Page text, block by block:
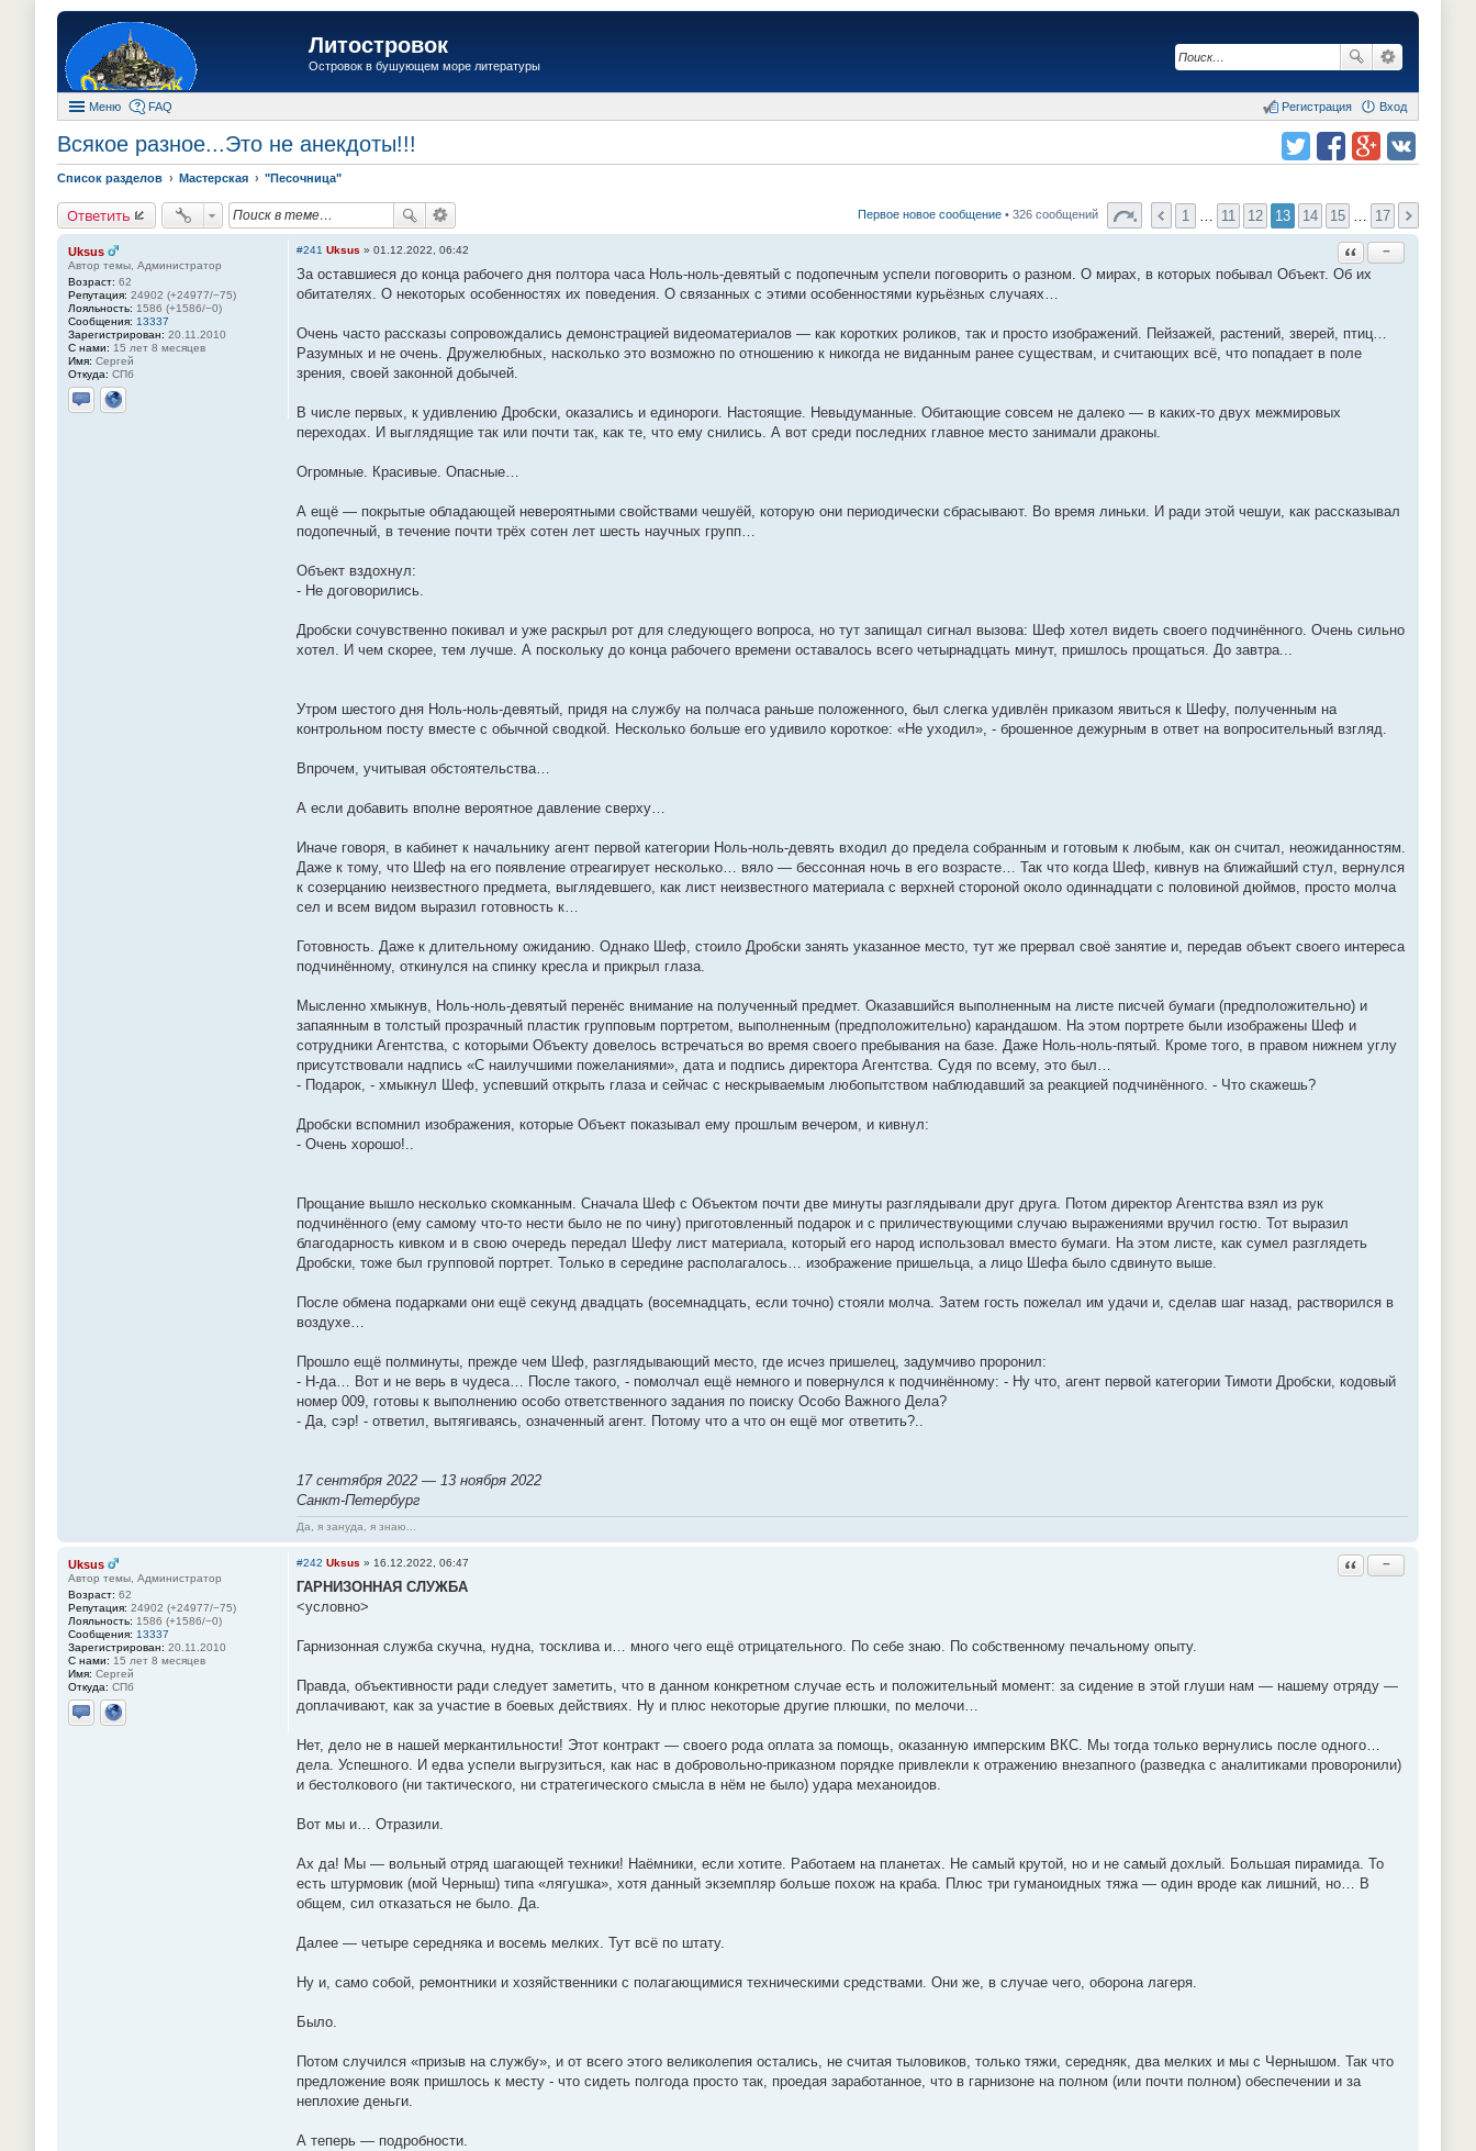
Литостровок
Островок в бушующем море литературы
Меню FAQ Вход
Регистрация
Всякое разное...Это не анекдоты!!!
Список разделов Мастерская "Песочница"
Ответить Первое новое сообщение • 326 сообщений 1 11 12 13 14 15 17
Uksus
Автор темы, Администратор
Возраст: 62
Репутация: 24902 (+24977/−75)
Лояльность: 1586 (+1586/−0)
Сообщения: 13337
Зарегистрирован: 20.11.2010
С нами: 15 лет 8 месяцев
Имя: Сергей
Откуда: СПб
Отправить личное сообщение
Сайт
Ответить с цитатой
−
#241 Uksus » 01.12.2022, 06:42
За оставшиеся до конца рабочего дня полтора часа Ноль-ноль-девятый с подопечным успели поговорить о разном. О мирах, в которых побывал Объект. Об их
обитателях. О некоторых особенностях их поведения. О связанных с этими особенностями курьёзных случаях…
Очень часто рассказы сопровождались демонстрацией видеоматериалов — как коротких роликов, так и просто изображений. Пейзажей, растений, зверей, птиц…
Разумных и не очень. Дружелюбных, насколько это возможно по отношению к никогда не виданным ранее существам, и считающих всё, что попадает в поле
зрения, своей законной добычей.
В числе первых, к удивлению Дробски, оказались и единороги. Настоящие. Невыдуманные. Обитающие совсем не далеко — в каких-то двух межмировых
переходах. И выглядящие так или почти так, как те, что ему снились. А вот среди последних главное место занимали драконы.
Огромные. Красивые. Опасные…
А ещё — покрытые обладающей невероятными свойствами чешуёй, которую они периодически сбрасывают. Во время линьки. И ради этой чешуи, как рассказывал
подопечный, в течение почти трёх сотен лет шесть научных групп…
Объект вздохнул:
- Не договорились.
Дробски сочувственно покивал и уже раскрыл рот для следующего вопроса, но тут запищал сигнал вызова: Шеф хотел видеть своего подчинённого. Очень сильно
хотел. И чем скорее, тем лучше. А поскольку до конца рабочего времени оставалось всего четырнадцать минут, пришлось прощаться. До завтра...
Утром шестого дня Ноль-ноль-девятый, придя на службу на полчаса раньше положенного, был слегка удивлён приказом явиться к Шефу, полученным на
контрольном посту вместе с обычной сводкой. Несколько больше его удивило короткое: «Не уходил», - брошенное дежурным в ответ на вопросительный взгляд.
Впрочем, учитывая обстоятельства…
А если добавить вполне вероятное давление сверху…
Иначе говоря, в кабинет к начальнику агент первой категории Ноль-ноль-девять входил до предела собранным и готовым к любым, как он считал, неожиданностям.
Даже к тому, что Шеф на его появление отреагирует несколько… вяло — бессонная ночь в его возрасте… Так что когда Шеф, кивнув на ближайший стул, вернулся
к созерцанию неизвестного предмета, выглядевшего, как лист неизвестного материала с верхней стороной около одиннадцати с половиной дюймов, просто молча
сел и всем видом выразил готовность к…
Готовность. Даже к длительному ожиданию. Однако Шеф, стоило Дробски занять указанное место, тут же прервал своё занятие и, передав объект своего интереса
подчинённому, откинулся на спинку кресла и прикрыл глаза.
Мысленно хмыкнув, Ноль-ноль-девятый перенёс внимание на полученный предмет. Оказавшийся выполненным на листе писчей бумаги (предположительно) и
запаянным в толстый прозрачный пластик групповым портретом, выполненным (предположительно) карандашом. На этом портрете были изображены Шеф и
сотрудники Агентства, с которыми Объекту довелось встречаться во время своего пребывания на базе. Даже Ноль-ноль-пятый. Кроме того, в правом нижнем углу
присутствовали надпись «С наилучшими пожеланиями», дата и подпись директора Агентства. Судя по всему, это был…
- Подарок, - хмыкнул Шеф, успевший открыть глаза и сейчас с нескрываемым любопытством наблюдавший за реакцией подчинённого. - Что скажешь?
Дробски вспомнил изображения, которые Объект показывал ему прошлым вечером, и кивнул:
- Очень хорошо!..
Прощание вышло несколько скомканным. Сначала Шеф с Объектом почти две минуты разглядывали друг друга. Потом директор Агентства взял из рук
подчинённого (ему самому что-то нести было не по чину) приготовленный подарок и с приличествующими случаю выражениями вручил гостю. Тот выразил
благодарность кивком и в свою очередь передал Шефу лист материала, который его народ использовал вместо бумаги. На этом листе, как сумел разглядеть
Дробски, тоже был групповой портрет. Только в середине располагалось… изображение пришельца, а лицо Шефа было сдвинуто выше.
После обмена подарками они ещё секунд двадцать (восемнадцать, если точно) стояли молча. Затем гость пожелал им удачи и, сделав шаг назад, растворился в
воздухе…
Прошло ещё полминуты, прежде чем Шеф, разглядывающий место, где исчез пришелец, задумчиво проронил:
- Н-да… Вот и не верь в чудеса… После такого, - помолчал ещё немного и повернулся к подчинённому: - Ну что, агент первой категории Тимоти Дробски, кодовый
номер 009, готовы к выполнению особо ответственного задания по поиску Особо Важного Дела?
- Да, сэр! - ответил, вытягиваясь, означенный агент. Потому что а что он ещё мог ответить?..
17 сентября 2022 — 13 ноября 2022
Санкт-Петербург
Да, я зануда, я знаю...
Uksus
Автор темы, Администратор
Возраст: 62
Репутация: 24902 (+24977/−75)
Лояльность: 1586 (+1586/−0)
Сообщения: 13337
Зарегистрирован: 20.11.2010
С нами: 15 лет 8 месяцев
Имя: Сергей
Откуда: СПб
Отправить личное сообщение
Сайт
Ответить с цитатой
−
#242 Uksus » 16.12.2022, 06:47
ГАРНИЗОННАЯ СЛУЖБА
<условно>
Гарнизонная служба скучна, нудна, тосклива и… много чего ещё отрицательного. По себе знаю. По собственному печальному опыту.
Правда, объективности ради следует заметить, что в данном конкретном случае есть и положительный момент: за сидение в этой глуши нам — нашему отряду —
доплачивают, как за участие в боевых действиях. Ну и плюс некоторые другие плюшки, по мелочи…
Нет, дело не в нашей меркантильности! Этот контракт — своего рода оплата за помощь, оказанную имперским ВКС. Мы тогда только вернулись после одного…
дела. Успешного. И едва успели выгрузиться, как нас в добровольно-приказном порядке привлекли к отражению внезапного (разведка с аналитиками проворонили)
и бестолкового (ни тактического, ни стратегического смысла в нём не было) удара механоидов.
Вот мы и… Отразили.
Ах да! Мы — вольный отряд шагающей техники! Наёмники, если хотите. Работаем на планетах. Не самый крутой, но и не самый дохлый. Большая пирамида. То
есть штурмовик (мой Черныш) типа «лягушка», хотя данный экземпляр больше похож на краба. Плюс три гуманоидных тяжа — один вроде как лишний, но… В
общем, сил отказаться не было. Да.
Далее — четыре середняка и восемь мелких. Тут всё по штату.
Ну и, само собой, ремонтники и хозяйственники с полагающимися техническими средствами. Они же, в случае чего, оборона лагеря.
Было.
Потом случился «призыв на службу», и от всего этого великолепия остались, не считая тыловиков, только тяжи, середняк, два мелких и мы с Чернышом. Так что
предложение вояк пришлось к месту - что сидеть полгода просто так, проедая заработанное, что в гарнизоне на полном (или почти полном) обеспечении и за
неплохие деньги.
А теперь — подробности.